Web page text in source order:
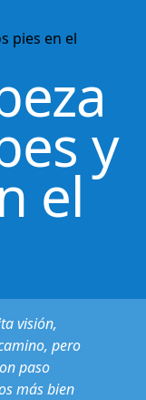
y
el
visión,
pero
paso
más bien